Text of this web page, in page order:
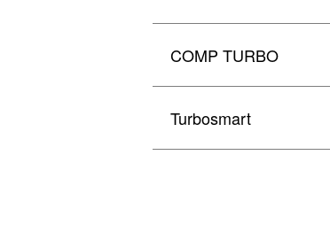
COMP TURBO
Turbosmart